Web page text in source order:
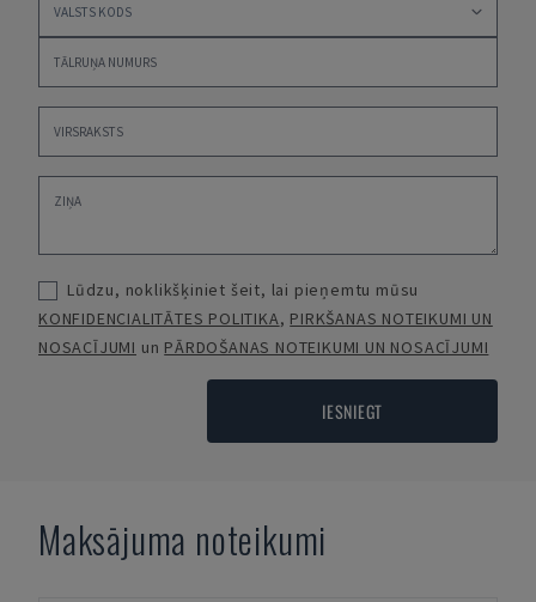
Lūdzu, noklikšķiniet šeit, lai pieņemtu mūsu
KONFIDENCIALITĀTES POLITIKA, PIRKŠANAS NOTEIKUMI UN
NOSACĪJUMI un PĀRDOŠANAS NOTEIKUMI UN NOSACĪJUMI
IESNIEGT
Maksājuma noteikumi